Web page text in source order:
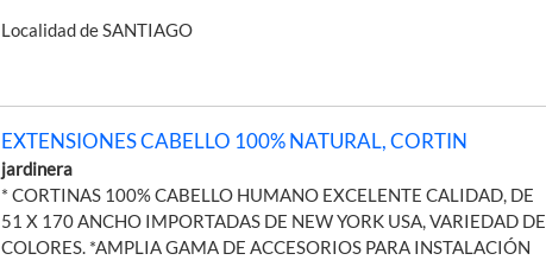
Localidad de SANTIAGO
EXTENSIONES CABELLO 100% NATURAL, CORTIN
jardinera
* CORTINAS 100% CABELLO HUMANO EXCELENTE CALIDAD, DE
51 X 170 ANCHO IMPORTADAS DE NEW YORK USA, VARIEDAD DE
COLORES. *AMPLIA GAMA DE ACCESORIOS PARA INSTALACIÓN